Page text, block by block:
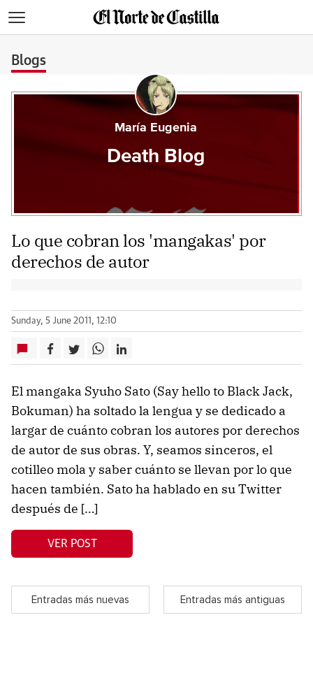
Blogs
María Eugenia
Death Blog
Lo que cobran los 'mangakas' por
derechos de autor
Sunday, 5 June 2011, 12:10
El mangaka Syuho Sato (Say hello to Black Jack,
Bokuman) ha soltado la lengua y se dedicado a
largar de cuánto cobran los autores por derechos
de autor de sus obras. Y, seamos sinceros, el
cotilleo mola y saber cuánto se llevan por lo que
hacen también. Sato ha hablado en su Twitter
después de […]
VER POST
Entradas más nuevas Entradas más antiguas